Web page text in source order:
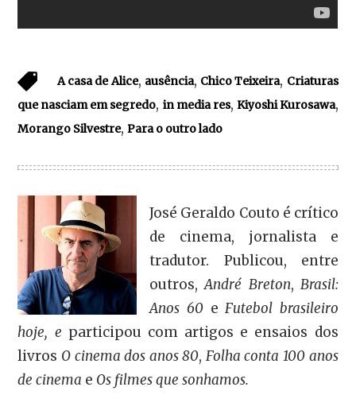
A casa de Alice, ausência, Chico Teixeira, Criaturas
que nasciam em segredo, in media res, Kiyoshi Kurosawa,
Morango Silvestre,Para o outro lado
José Geraldo Couto é crítico
de cinema, jornalista e
tradutor. Publicou, entre
outros,André Breton, Brasil:
Anos 60eFutebol brasileiro
hoje, e participou com artigos e ensaios dos
livros O cinema dos anos 80, Folha conta 100 anos
de cinema e Os filmes que sonhamos.